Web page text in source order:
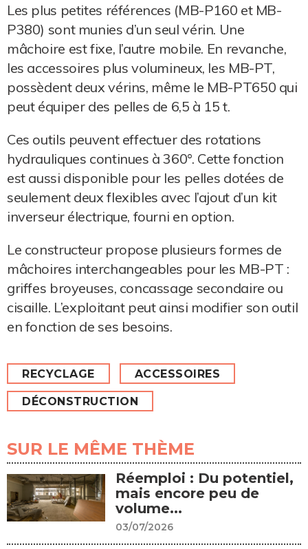
Les plus petites références (MB-P160 et MB-
P380) sont munies d’un seul vérin. Une
mâchoire est fixe, l’autre mobile. En revanche,
les accessoires plus volumineux, les MB-PT,
possèdent deux vérins, même le MB-PT650 qui
peut équiper des pelles de 6,5 à 15 t.
Ces outils peuvent effectuer des rotations
hydrauliques continues à 360°. Cette fonction
est aussi disponible pour les pelles dotées de
seulement deux flexibles avec l’ajout d’un kit
inverseur électrique, fourni en option.
Le constructeur propose plusieurs formes de
mâchoires interchangeables pour les MB-PT :
griffes broyeuses, concassage secondaire ou
cisaille. L’exploitant peut ainsi modifier son outil
en fonction de ses besoins.
RECYCLAGE ACCESSOIRES
DÉCONSTRUCTION
SUR LE MÊME THÈME
Réemploi : Du potentiel,
mais encore peu de
volume...
03/07/2026